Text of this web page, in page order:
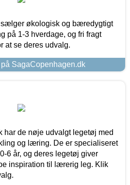
økologisk og bæredygtigt
på 1-3 hverdage, og fri fragt
at se deres udvalg.
SagaCopenhagen.dk
har de nøje udvalgt legetøj med
og læring. De er specialiseret
6 år, og deres legetøj giver
inspiration til lærerig leg. Klik